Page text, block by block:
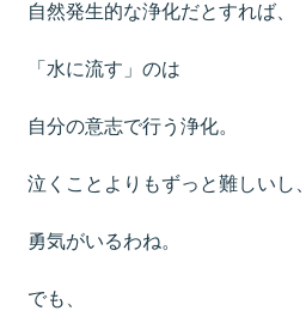
自然発生的な浄化だとすれば、
「水に流す」のは
自分の意志で行う浄化。
泣くことよりもずっと難しいし、
勇気がいるわね。
でも、